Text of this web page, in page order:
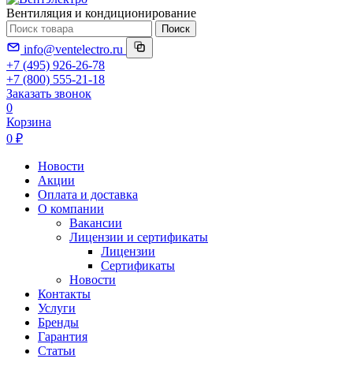
Вентиляция и кондиционирование
Поиск
info@ventelectro.ru
+7 (495) 926-26-78
+7 (800) 555-21-18
Заказать звонок
0
Корзина
0 ₽
Новости
Акции
Оплата и доставка
О компании
Вакансии
Лицензии и сертификаты
Лицензии
Сертификаты
Новости
Контакты
Услуги
Бренды
Гарантия
Статьи